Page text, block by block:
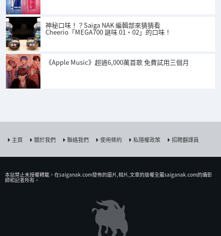
神秘口味！？Saiga NAK 編輯部來猜猜看
Cheerio「MEGA700 謎味 01・02」的口味！
《Apple Music》超過6,000萬首歌 免費試用三個月
主頁 關於我們 聯絡我們 使用條約 私隱權政策 招聘翻譯員
本站禁止未授權𨍭載。在saiganak.com發佈的圖片,相片,文章的版權全屬saiganak.com的攝影
師和記者所有。